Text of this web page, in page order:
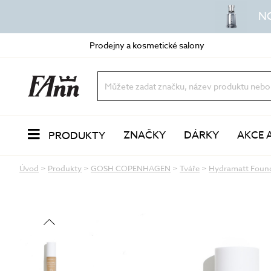
Prodejny a kosmetické salony
PRODUKTY
VŮNĚ
LÍČENÍ
ZNAČKY DÁRKY AKCE
Úvod > Produkty > GOSH COPENHAGEN > Tváře > Hydramatt